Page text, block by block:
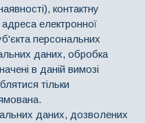
контактну
електронної
персональних
даних, обробка
в даній вимозі
тільки
даних, дозволених